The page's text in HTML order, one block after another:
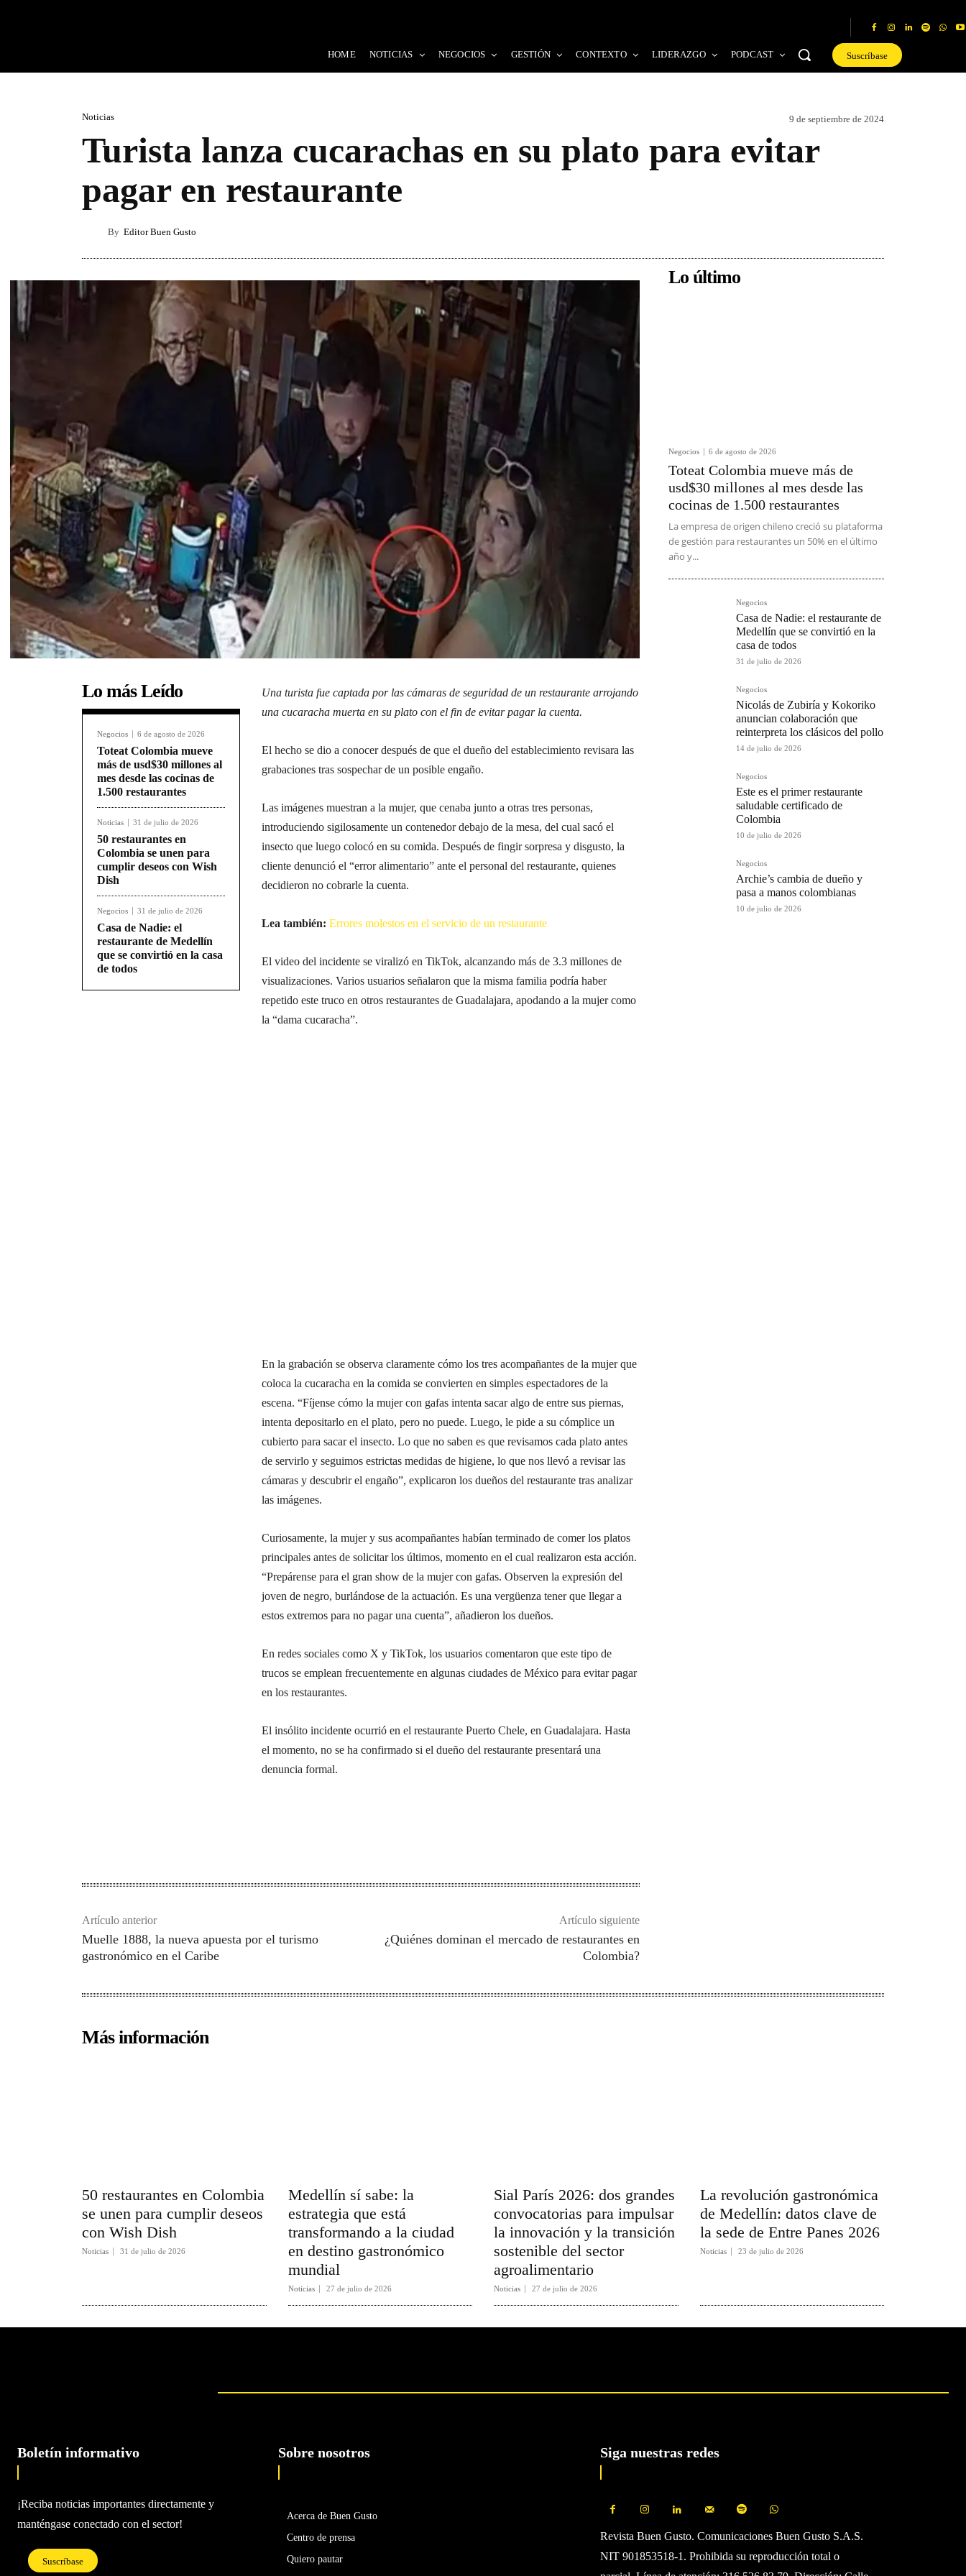
HOME NOTICIAS NEGOCIOS GESTIÓN CONTEXTO LIDERAZGO PODCAST Suscríbase
Noticias 9 de septiembre de 2024
Turista lanza cucarachas en su plato para evitar
pagar en restaurante
By Editor Buen Gusto
Lo más Leído
Negocios 6 de agosto de 2026
Toteat Colombia mueve
más de usd$30 millones al
mes desde las cocinas de
1.500 restaurantes
Noticias 31 de julio de 2026
50 restaurantes en
Colombia se unen para
cumplir deseos con Wish
Dish
Negocios 31 de julio de 2026
Casa de Nadie: el
restaurante de Medellín
que se convirtió en la casa
de todos
Una turista fue captada por las cámaras de seguridad de un restaurante arrojando
una cucaracha muerta en su plato con el fin de evitar pagar la cuenta.
El hecho se dio a conocer después de que el dueño del establecimiento revisara las
grabaciones tras sospechar de un posible engaño.
Las imágenes muestran a la mujer, que cenaba junto a otras tres personas,
introduciendo sigilosamente un contenedor debajo de la mesa, del cual sacó el
insecto que luego colocó en su comida. Después de fingir sorpresa y disgusto, la
cliente denunció el “error alimentario” ante el personal del restaurante, quienes
decidieron no cobrarle la cuenta.
Lea también: Errores molestos en el servicio de un restaurante
El video del incidente se viralizó en TikTok, alcanzando más de 3.3 millones de
visualizaciones. Varios usuarios señalaron que la misma familia podría haber
repetido este truco en otros restaurantes de Guadalajara, apodando a la mujer como
la “dama cucaracha”.
En la grabación se observa claramente cómo los tres acompañantes de la mujer que
coloca la cucaracha en la comida se convierten en simples espectadores de la
escena. “Fíjense cómo la mujer con gafas intenta sacar algo de entre sus piernas,
intenta depositarlo en el plato, pero no puede. Luego, le pide a su cómplice un
cubierto para sacar el insecto. Lo que no saben es que revisamos cada plato antes
de servirlo y seguimos estrictas medidas de higiene, lo que nos llevó a revisar las
cámaras y descubrir el engaño”, explicaron los dueños del restaurante tras analizar
las imágenes.
Curiosamente, la mujer y sus acompañantes habían terminado de comer los platos
principales antes de solicitar los últimos, momento en el cual realizaron esta acción.
“Prepárense para el gran show de la mujer con gafas. Observen la expresión del
joven de negro, burlándose de la actuación. Es una vergüenza tener que llegar a
estos extremos para no pagar una cuenta”, añadieron los dueños.
En redes sociales como X y TikTok, los usuarios comentaron que este tipo de
trucos se emplean frecuentemente en algunas ciudades de México para evitar pagar
en los restaurantes.
El insólito incidente ocurrió en el restaurante Puerto Chele, en Guadalajara. Hasta
el momento, no se ha confirmado si el dueño del restaurante presentará una
denuncia formal.
Artículo anterior
Muelle 1888, la nueva apuesta por el turismo
gastronómico en el Caribe
Artículo siguiente
¿Quiénes dominan el mercado de restaurantes en
Colombia?
Lo último
Negocios 6 de agosto de 2026
Toteat Colombia mueve más de
usd$30 millones al mes desde las
cocinas de 1.500 restaurantes
La empresa de origen chileno creció su plataforma
de gestión para restaurantes un 50% en el último
año y...
Negocios
Casa de Nadie: el restaurante de
Medellín que se convirtió en la
casa de todos
31 de julio de 2026
Negocios
Nicolás de Zubiría y Kokoriko
anuncian colaboración que
reinterpreta los clásicos del pollo
14 de julio de 2026
Negocios
Este es el primer restaurante
saludable certificado de
Colombia
10 de julio de 2026
Negocios
Archie’s cambia de dueño y
pasa a manos colombianas
10 de julio de 2026
Más información
50 restaurantes en Colombia
se unen para cumplir deseos
con Wish Dish
Noticias 31 de julio de 2026
Medellín sí sabe: la
estrategia que está
transformando a la ciudad
en destino gastronómico
mundial
Noticias 27 de julio de 2026
Sial París 2026: dos grandes
convocatorias para impulsar
la innovación y la transición
sostenible del sector
agroalimentario
Noticias 27 de julio de 2026
La revolución gastronómica
de Medellín: datos clave de
la sede de Entre Panes 2026
Noticias 23 de julio de 2026
Boletín informativo
¡Reciba noticias importantes directamente y
manténgase conectado con el sector!
Suscríbase
Sobre nosotros
Acerca de Buen Gusto
Centro de prensa
Quiero pautar
Siga nuestras redes
Revista Buen Gusto. Comunicaciones Buen Gusto S.A.S.
NIT 901853518-1. Prohibida su reproducción total o